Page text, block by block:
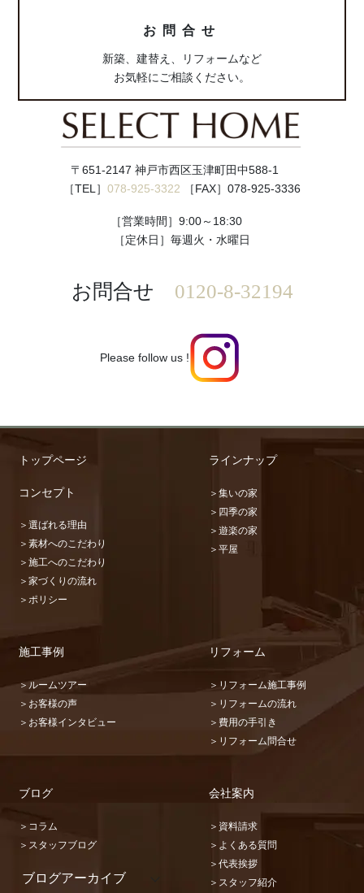
私たちはお客様の健康と笑顔を願い、
家づくりを通して地域の人々に貢献し、
必要とされる会社を実現します。
お問合せ
新築、建替え、リフォームなど
お気軽にご相談ください。
〒651-2147 神戸市西区玉津町田中588-1
［TEL］ 078-925-3322 ［FAX］078-925-3336
［営業時間］9:00～18:30
［定休日］毎週火・水曜日
お問合せ 0120-8-32194
Please follow us !
トップページ
コンセプト
＞選ばれる理由
＞素材へのこだわり
＞施工へのこだわり
＞家づくりの流れ
＞ポリシー
ラインナップ
＞集いの家
＞四季の家
＞遊楽の家
＞平屋
施工事例
＞ルームツアー
＞お客様の声
＞お客様インタビュー
リフォーム
＞リフォーム施工事例
＞リフォームの流れ
＞費用の手引き
＞リフォーム問合せ
ブログ
＞コラム
＞スタッフブログ
ブログアーカイブ
会社案内
＞資料請求
＞よくある質問
＞代表挨拶
＞スタッフ紹介